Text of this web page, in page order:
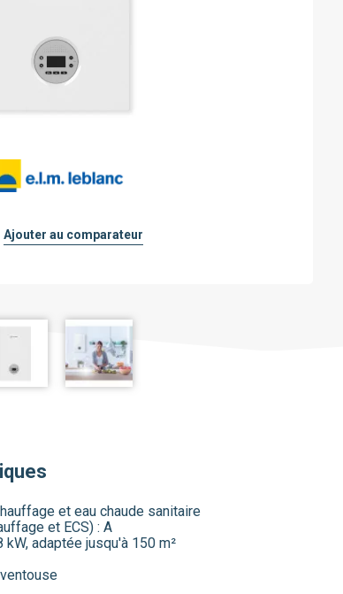
pompe à
Ajouter au comparateur
et eau chaude sanitaire
et ECS) : A
adaptée jusqu'à 150 m²